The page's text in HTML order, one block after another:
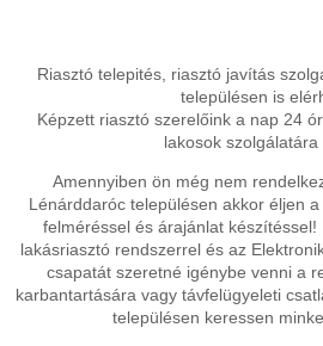
Riasztó telepités, riasztó javítás
településen is
Képzett riasztó szerelőink a nap 24
lakosok szolgálatára
Amennyiben ön még nem
Lénárddaróc településen akkor éljen
felméréssel és árajánlat
lakásriasztó rendszerrel és az
csapatát szeretné igénybe venni a
karbantartására vagy távfelügyeleti
településen keressen